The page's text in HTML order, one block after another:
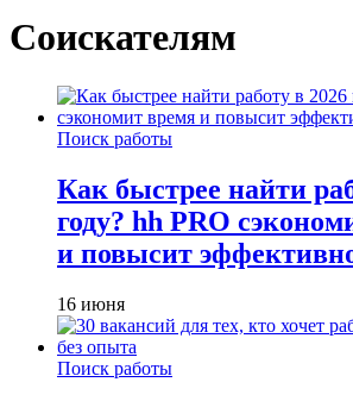
Соискателям
Поиск работы
Как быстрее найти
году? hh PRO
и повысит
16 июня
Поиск работы